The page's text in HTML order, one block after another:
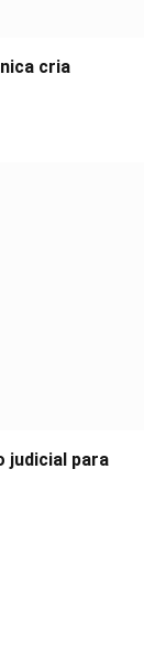
cria
judicial para